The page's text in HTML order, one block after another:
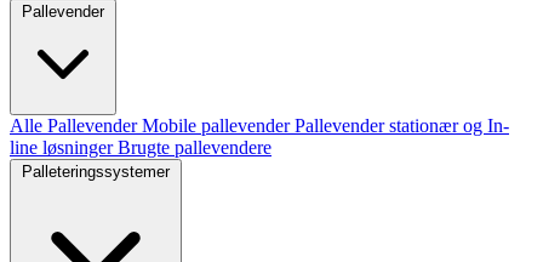
Pallevender
Alle PallevenderMobile pallevenderPallevender stationær og In-
line løsningerBrugte pallevendere
Palleteringssystemer